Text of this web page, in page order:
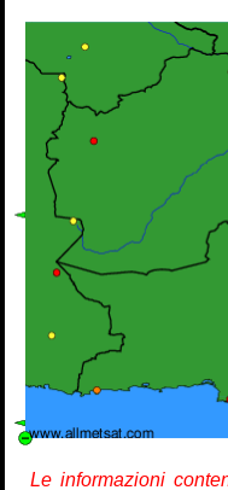
Le informazioni